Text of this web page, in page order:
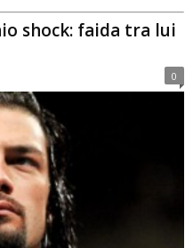
shock: faida tra lui
0